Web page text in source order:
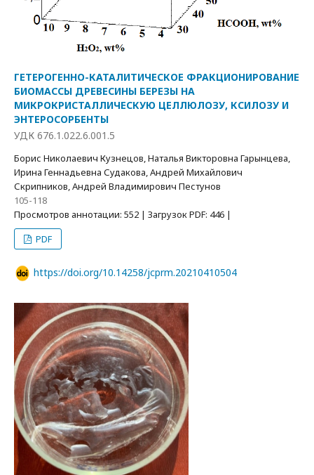
ГЕТЕРОГЕННО-КАТАЛИТИЧЕСКОЕ ФРАКЦИОНИРОВАНИЕ
БИОМАССЫ ДРЕВЕСИНЫ БЕРЕЗЫ НА
МИКРОКРИСТАЛЛИЧЕСКУЮ ЦЕЛЛЮЛОЗУ, КСИЛОЗУ И
ЭНТЕРОСОРБЕНТЫ
УДК 676.1.022.6.001.5
Борис Николаевич Кузнецов, Наталья Викторовна Гарынцева,
Ирина Геннадьевна Судакова, Андрей Михайлович
Скрипников, Андрей Владимирович Пестунов
105-118
Просмотров аннотации: 552 | Загрузок PDF: 446 |
PDF
https://doi.org/10.14258/jcprm.20210410504